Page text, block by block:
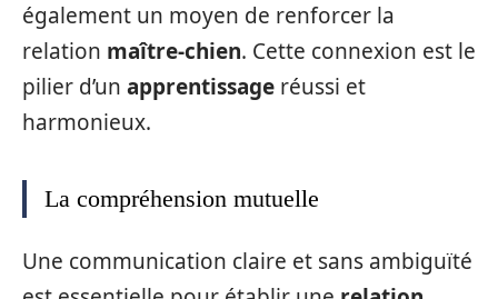
également un moyen de renforcer la
relation maître-chien. Cette connexion est le
pilier d’un apprentissage réussi et
harmonieux.
La compréhension mutuelle
Une communication claire et sans ambiguïté